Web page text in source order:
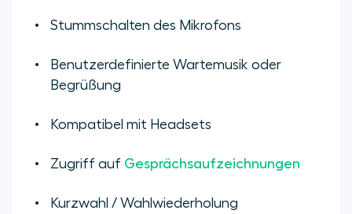
Stummschalten des Mikrofons
Benutzerdefinierte Wartemusik oder
Begrüßung
Kompatibel mit Headsets
Zugriff auf Gesprächsaufzeichnungen
Kurzwahl / Wahlwiederholung